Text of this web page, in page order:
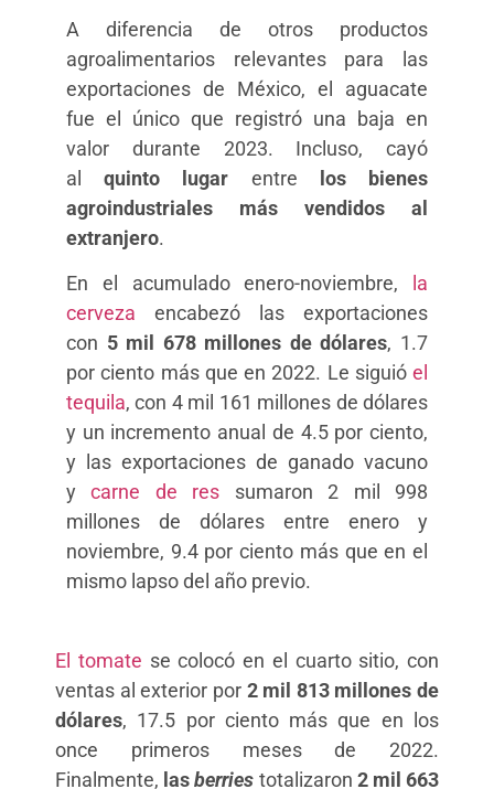
A diferencia de otros productos
agroalimentarios relevantes para las
exportaciones de México, el aguacate
fue el único que registró una baja en
valor durante 2023. Incluso, cayó
alquinto lugar entre
los bienes
agroindustriales más vendidos al
extranjero.
En el acumulado enero-noviembre,
la
cerveza encabezó las exportaciones
con 5 mil 678 millones de dólares, 1.7
por ciento más que en 2022. Le siguió el
tequila, con 4 mil 161 millones de dólares
y un incremento anual de 4.5 por ciento,
y las exportaciones de ganado vacuno
ycarne de res sumaron 2 mil 998
millones de dólares entre enero y
noviembre, 9.4 por ciento más que en el
mismo lapso del año previo.
El tomate se colocó en el cuarto sitio, con
ventas al exterior por 2 mil 813 millones de
dólares, 17.5 por ciento más que en los
once primeros meses de 2022.
Finalmente, lasberries totalizaron 2 mil 663